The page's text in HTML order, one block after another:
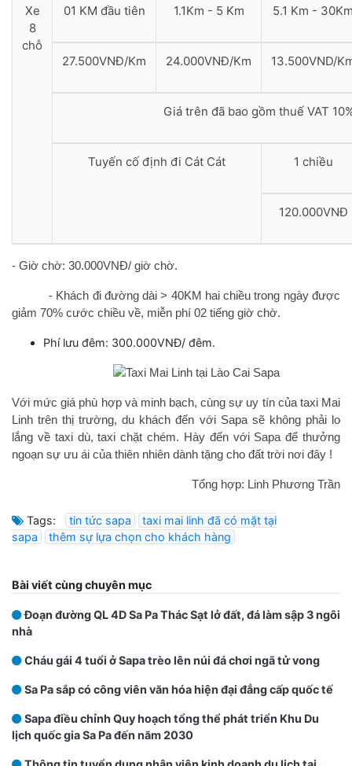
Xe
8
chỗ
01 KM đầu tiên 1.1Km - 5 Km 5.1 Km -
27.500VNĐ/Km 24.000VNĐ/Km 13.500VND/
Giá trên đã bao gồm thuế VAT
Tuyến cố định đi Cát Cát 1 chiều
120.000VNĐ
- Giờ chờ: 30.000VNĐ/ giờ chờ.
- Khách đi đường dài > 40KM hai chiều trong ngày được
giảm 70% cước chiều về, miễn phí 02 tiếng giờ chờ.
Phí lưu đêm: 300.000VNĐ/ đêm.
Với mức giá phù hợp và minh bạch, cùng sự uy tín của taxi Mai
Linh trên thị trường, du khách đến với Sapa sẽ không phải lo
lắng về taxi dù, taxi chặt chém. Hày đến với Sapa để thưởng
ngoạn sự ưu ái của thiên nhiên dành tặng cho đất trời nơi đây !
Tổng hợp: Linh Phương Trần
Tags: tin tức sapa
taxi mai linh đã có mặt tại
sapa
thêm sự lựa chọn cho khách hàng
Bài viết cùng chuyên mục
Đoạn đường QL 4D Sa Pa Thác Sạt lở đất, đá làm sập 3 ngôi
nhà
Cháu gái 4 tuổi ở Sapa trèo lên núi đá chơi ngã tử vong
Sa Pa sắp có công viên văn hóa hiện đại đẳng cấp quốc tế
Sapa điều chỉnh Quy hoạch tổng thể phát triển Khu Du
lịch quốc gia Sa Pa đến năm 2030